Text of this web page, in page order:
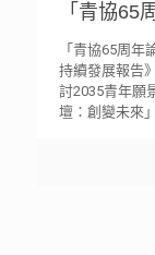
「青協65
「青協65周
持續發展報告
討2035青年願
壇：創變未來